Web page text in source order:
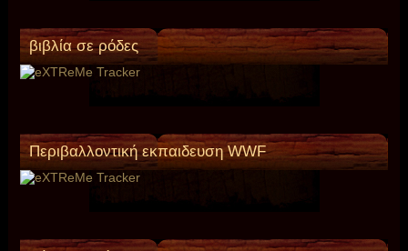
βιβλία σε ρόδες
Περιβαλλοντική εκπαιδευση WWF